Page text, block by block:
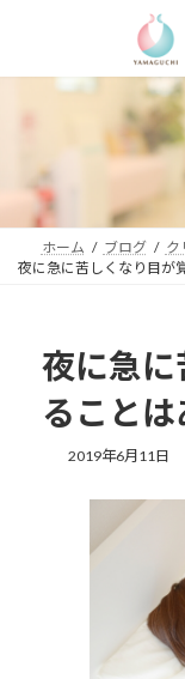
ン
プ
ー
動
ホーム ブログ ク
夜に急に苦しくなり目が
夜に急に
ることは
2019年6月11日